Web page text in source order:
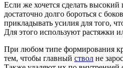
Если же хочется сделать
достаточно долго бороться с
прикладывать усилия для того,
Для этого используют растяжки
При любом типе формирования
тем, чтобы главный ствол не